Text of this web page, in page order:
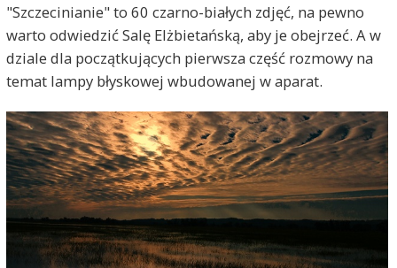
"Szczecinianie" to 60 czarno-białych zdjęć, na pewno
warto odwiedzić Salę Elżbietańską, aby je obejrzeć. A w
dziale dla początkujących pierwsza część rozmowy na
temat lampy błyskowej wbudowanej w aparat.